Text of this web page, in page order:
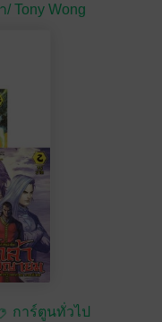
/Tony Wong
การ์ตูนทั่วไป